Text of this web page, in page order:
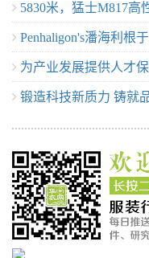
工技能竞赛许村选拔赛
5830米，猛士M817
Penhaligon's潘海利根
流录》主题展览 致敬
为产业发展提供人才
版师/缝纫工职业技能竞
锻造科技新质力 铸就
会在杭州临平召开